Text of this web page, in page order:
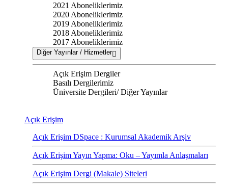
2021 Aboneliklerimiz
2020 Aboneliklerimiz
2019 Aboneliklerimiz
2018 Aboneliklerimiz
2017 Aboneliklerimiz
Diğer Yayınlar / Hizmetler
Açık Erişim Dergiler
Basılı Dergilerimiz
Üniversite Dergileri/ Diğer Yayınlar
Açık Erişim
Açık Erişim DSpace : Kurumsal Akademik Arşiv
Açık Erişim Yayın Yapma: Oku – Yayımla Anlaşmaları
Açık Erişim Dergi (Makale) Siteleri